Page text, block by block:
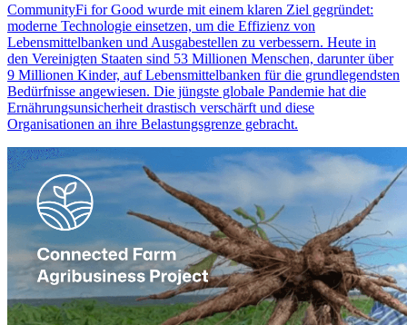
CommunityFi for Good wurde mit einem klaren Ziel gegründet:
moderne Technologie einsetzen, um die Effizienz von
Lebensmittelbanken und Ausgabestellen zu verbessern. Heute in
den Vereinigten Staaten sind 53 Millionen Menschen, darunter über
9 Millionen Kinder, auf Lebensmittelbanken für die grundlegendsten
Bedürfnisse angewiesen. Die jüngste globale Pandemie hat die
Ernährungsunsicherheit drastisch verschärft und diese
Organisationen an ihre Belastungsgrenze gebracht.